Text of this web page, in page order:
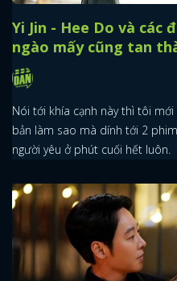
Yi Jin - Hee Do và các
ngào mấy cũng tan
Nói tới khía cạnh này thì tôi
bản làm sao mà dính tới 2
người yêu ở phút cuối hết luôn.